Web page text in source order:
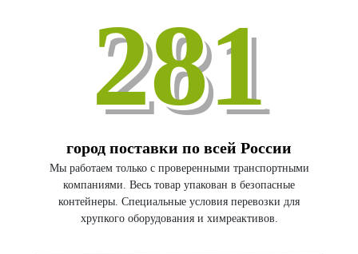
281
город поставки по всей России
Мы работаем только с проверенными транспортными
компаниями. Весь товар упакован в безопасные
контейнеры. Специальные условия перевозки для
хрупкого оборудования и химреактивов.